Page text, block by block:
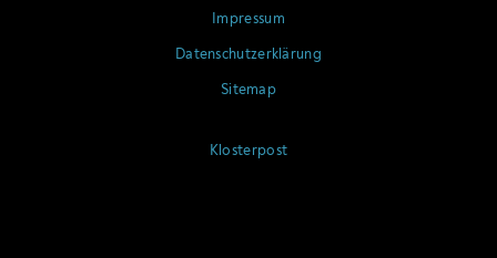
Impressum
Datenschutzerklärung
Sitemap
Klosterpost